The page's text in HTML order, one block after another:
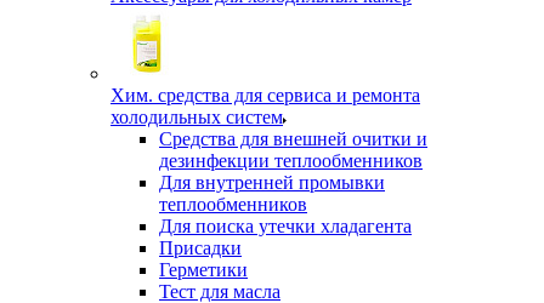
Хим. средства для сервиса и ремонта
холодильных систем
Средства для внешней очитки и
дезинфекции теплообменников
Для внутренней промывки
теплообменников
Для поиска утечки хладагента
Присадки
Герметики
Тест для масла